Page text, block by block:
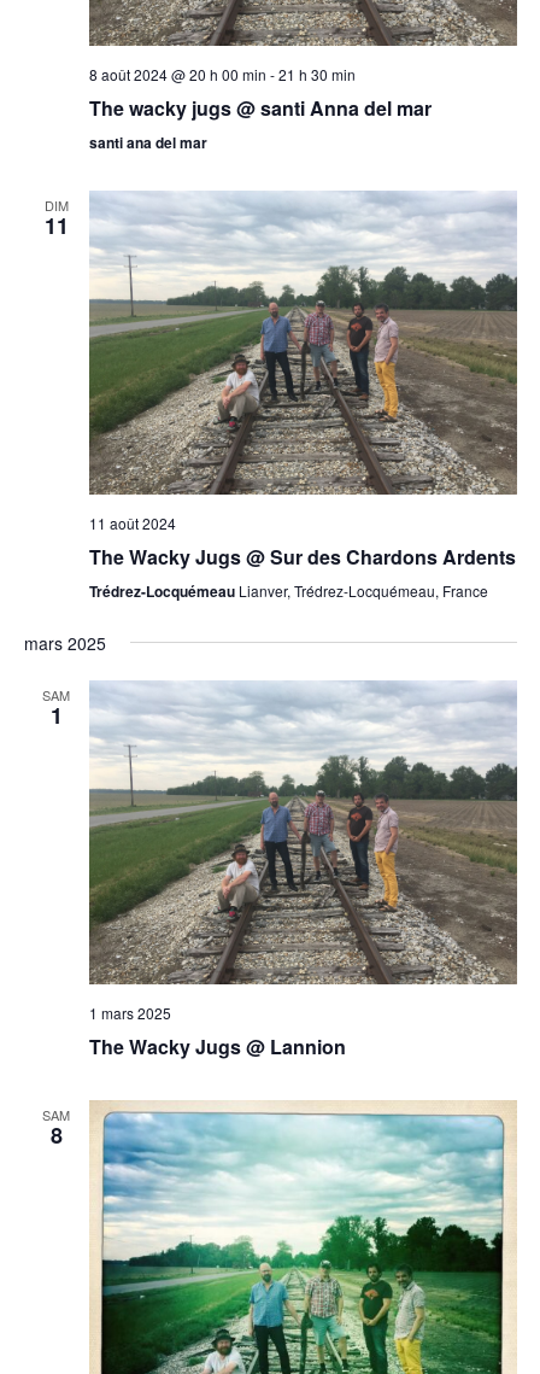
8 août 2024 @ 20 h 00 min -21 h 30 min
The wacky jugs @ santi Anna del mar
santi ana del mar
DIM
11
11 août 2024
The Wacky Jugs @ Sur des Chardons Ardents
Trédrez-Locquémeau Lianver, Trédrez-Locquémeau, France
mars 2025
SAM
1
1 mars 2025
The Wacky Jugs @ Lannion
SAM
8